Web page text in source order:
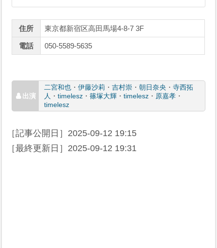
住所 東京都新宿区高田馬場4‐8‐7 3F
電話 050-5589-5635
二宮和也・ 伊藤沙莉 ・ 吉村崇・ 朝日奈央 ・ 寺西拓
人 ・ timelesz・ 篠塚大輝・ timelesz・ 原嘉孝・
timelesz
［記事公開日］ 2025-09-12 19:15
［最終更新日］ 2025-09-12 19:31